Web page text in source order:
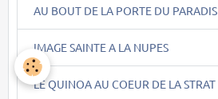
AU BOUT DE LA PORTE DU PARADIS
IMAGE SAINTE A LA NUPES
LE QUINOA AU COEUR DE LA STRAT